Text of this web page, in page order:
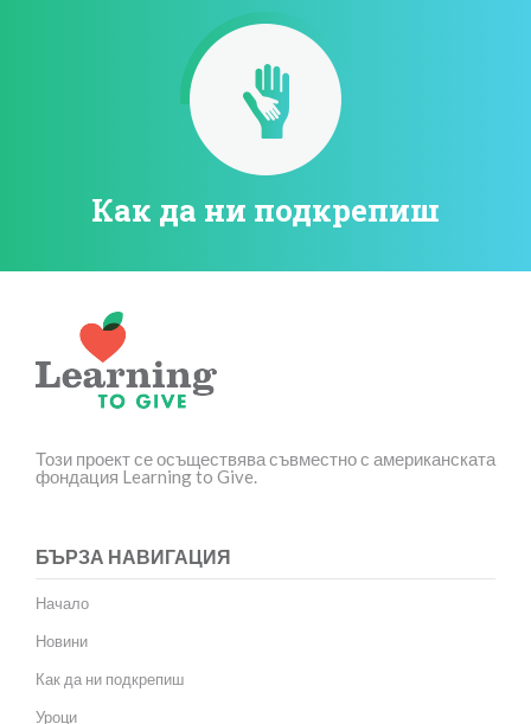
Как да ни подкрепиш
Този проект се осъществява съвместно с американската
фондация Learning to Give.
БЪРЗА НАВИГАЦИЯ
Начало
Новини
Как да ни подкрепиш
Уроци